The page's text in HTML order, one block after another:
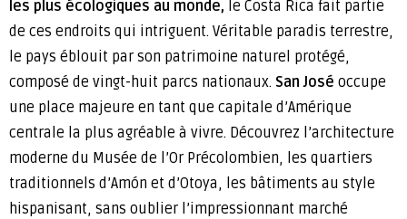
les plus écologiques au monde, le Costa Rica fait partie
de ces endroits qui intriguent. Véritable paradis terrestre,
le pays éblouit par son patrimoine naturel protégé,
composé de vingt-huit parcs nationaux. San José occupe
une place majeure en tant que capitale d’Amérique
centrale la plus agréable à vivre. Découvrez l’architecture
moderne du Musée de l’Or Précolombien, les quartiers
traditionnels d’Amón et d’Otoya, les bâtiments au style
hispanisant, sans oublier l’impressionnant marché